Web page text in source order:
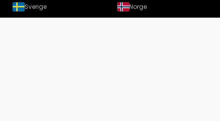
Sverige Norge